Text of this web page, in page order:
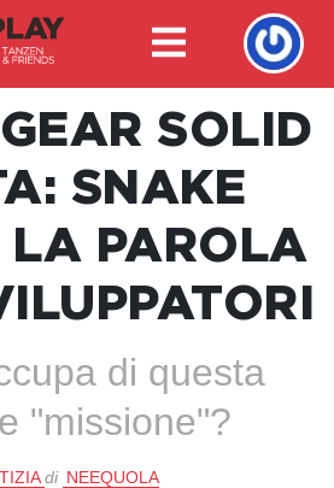
SOLID
SNAKE
LA PAROLA
di questa
"missione"?
di NEEQUOLA